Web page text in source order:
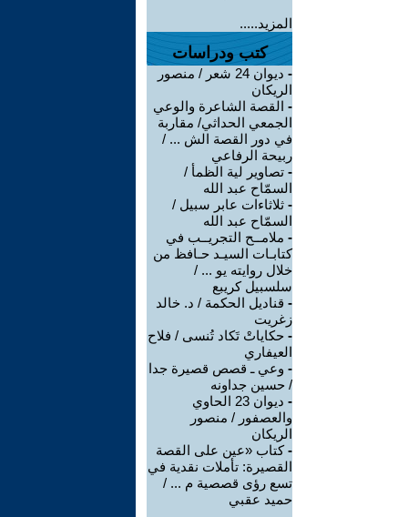
المزيد.....
كتب ودراسات
-
ديوان 24 شعر / منصور
الريكان
- القصة الشاعرة والوعي
الجمعي الحداثي/ مقاربة
في دور القصة الش ... /
ربيحة الرفاعي
- تصاوير لية الظمأ /
السمّاح عبد الله
- ثلاثاءات عابر سبيل /
السمّاح عبد الله
- ملامــح التجريــب في
كتابـات السيـد حـافظ من
خلال روايته يو ... /
سلسبيل كريبع
- قناديل الحكمة / د. خالد
زغريت
- حكاياتْ تَكاد تُنسى / فلاح
العيفاري
- وعي ـ قصص قصيرة جدا
/ حسين جداونه
-
ديوان 23 الحاوي
والعصفور / منصور
الريكان
-كتاب «عين على القصة
القصيرة: تأملات نقدية في
تسع رؤى قصصية م ... /
حميد عقبي